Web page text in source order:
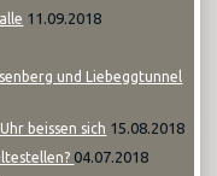
11.09.2018
und Liebeggtunnel
beissen sich 15.08.2018
04.07.2018